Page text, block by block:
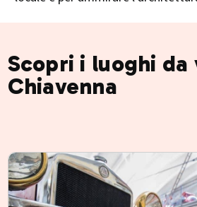
Scopri i luoghi da
Chiavenna